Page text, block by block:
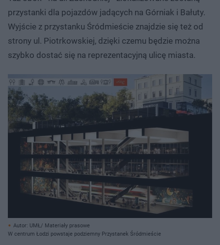
przystanki dla pojazdów jadących na Górniak i Bałuty.
Wyjście z przystanku Śródmieście znajdzie się też od
strony ul. Piotrkowskiej, dzięki czemu będzie można
szybko dostać się na reprezentacyjną ulicę miasta.
Autor: UMŁ/ Materiały prasowe
W centrum Łodzi powstaje podziemny Przystanek Śródmieście